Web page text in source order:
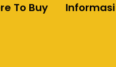
To Buy Informasi